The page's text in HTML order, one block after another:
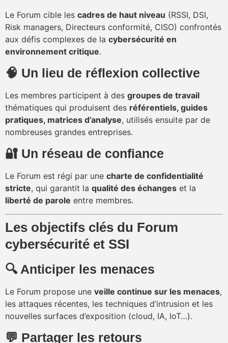
Le Forum cible les cadres de haut niveau (RSSI, DSI,
Risk managers, Directeurs conformité, CISO) confrontés
aux défis complexes de la cybersécurité en
environnement critique.
🧠 Un lieu de réflexion collective
Les membres participent à des groupes de travail
thématiques qui produisent des référentiels, guides
pratiques, matrices d’analyse, utilisés ensuite par de
nombreuses grandes entreprises.
🔐 Un réseau de confiance
Le Forum est régi par une charte de confidentialité
stricte, qui garantit la qualité des échanges et la
liberté de parole entre membres.
Les objectifs clés du Forum
cybersécurité et SSI
🔍 Anticiper les menaces
Le Forum propose une veille continue sur les menaces,
les attaques récentes, les techniques d’intrusion et les
nouvelles surfaces d’exposition (cloud, IA, IoT…).
💬 Partager les retours